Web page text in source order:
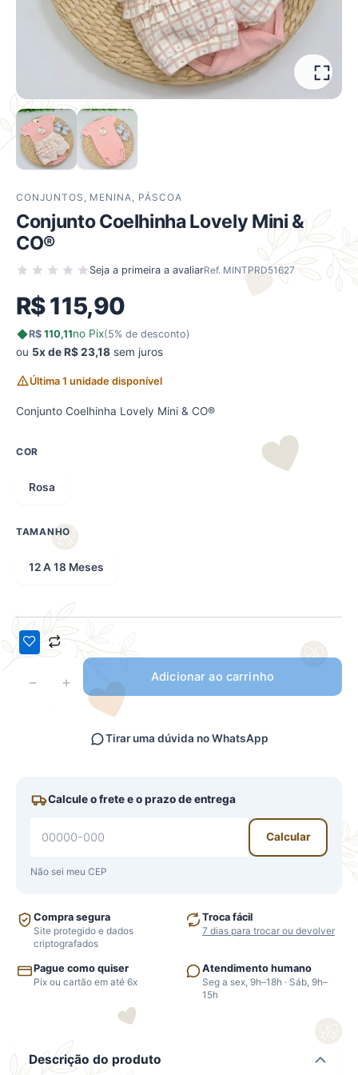
CONJUNTOS , MENINA, PÁSCOA
Conjunto Coelhinha Lovely Mini &
CO®
Seja a primeira a avaliarRef. MINTPRD51627
R$115,90
R$ 110,11no Pix(5% de desconto)
ou 5x de R$ 23,18 sem juros
Última 1 unidade disponível
Conjunto Coelhinha Lovely Mini & CO®
COR
Rosa
TAMANHO
12 A 18 Meses
− + Adicionar ao carrinho
Tirar uma dúvida no WhatsApp
Calcule o frete e o prazo de entrega
Calcular
Não sei meu CEP
Compra segura
Site protegido e dados
criptografados
Troca fácil
7 dias para trocar ou devolver
Pague como quiser
Pix ou cartão em até 6x
Atendimento humano
Seg a sex, 9h–18h · Sáb, 9h–
15h
Descrição do produto